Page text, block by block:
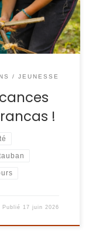
/ JEUNESSE
!
Publié 17 juin 2026